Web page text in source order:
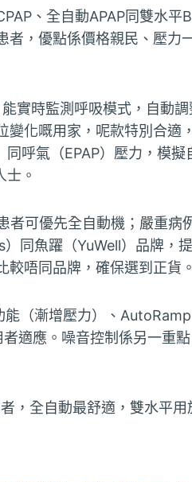
、全自動APAP同雙水平
者，優點係價格親民、壓力
實時監測呼吸模式，自動
變化嘅用家，呢款特別合適
同呼氣（EPAP）壓力，模
。
者可優先全自動機；嚴重病
同魚躍（YuWell）品牌，
較唔同品牌，確保選到正貨。
能（漸增壓力）、
適應。噪音控制係另一重
，全自動最舒適，雙水平